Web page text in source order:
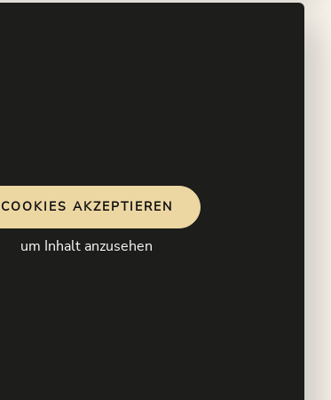
COOKIES AKZEPTIEREN
um Inhalt anzusehen